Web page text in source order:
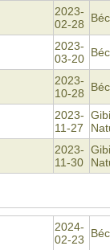
2023-
02-28
2023-
03-20
2023-
10-28
2023-
11-27
2023-
11-30
2024-
02-23